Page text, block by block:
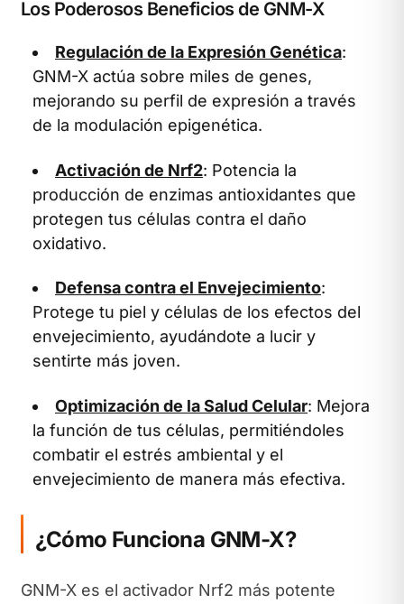
Los Poderosos Beneficios de GNM-X
Regulación de la Expresión Genética:
GNM-X actúa sobre miles de genes,
mejorando su perfil de expresión a través
de la modulación epigenética.
Activación de Nrf2: Potencia la
producción de enzimas antioxidantes que
protegen tus células contra el daño
oxidativo.
Defensa contra el Envejecimiento:
Protege tu piel y células de los efectos del
envejecimiento, ayudándote a lucir y
sentirte más joven.
Optimización de la Salud Celular: Mejora
la función de tus células, permitiéndoles
combatir el estrés ambiental y el
envejecimiento de manera más efectiva.
¿Cómo Funciona GNM-X?
GNM-X es el activador Nrf2 más potente